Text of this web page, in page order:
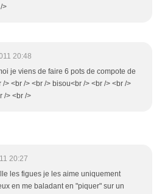
>
20:48
je viens de faire 6 pots de compote de
> <br /> <br /> bisou<br /> <br /> <br />
/> <br />
20:27
les figues je les aime uniquement
en me baladant en "piquer" sur un